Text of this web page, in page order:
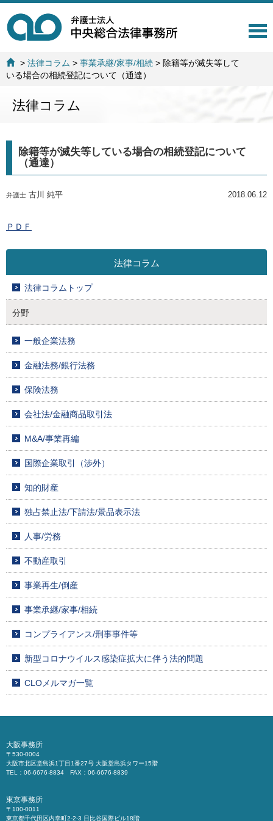
T
t
o
>法律コラム >事業承継/家事/相続 > 除籍等が滅失等して
いる場合の相続登記について（通達）
法律コラム
除籍等が滅失等している場合の相続登記について
（通達）
弁護士 古川 純平 2018.06.12
ＰＤＦ
法律コラム
法律コラムトップ
分野
一般企業法務
金融法務/銀行法務
保険法務
会社法/金融商品取引法
M&A/事業再編
国際企業取引（渉外）
知的財産
独占禁止法/下請法/景品表示法
人事/労務
不動産取引
事業再生/倒産
事業承継/家事/相続
コンプライアンス/刑事事件等
新型コロナウイルス感染症拡大に伴う法的問題
CLOメルマガ一覧
大阪事務所
〒530-0004
大阪市北区堂島浜1丁目1番27号 大阪堂島浜タワー15階
TEL：06-6676-8834 FAX：06-6676-8839
東京事務所
〒100-0011
東京都千代田区内幸町2-2-3 日比谷国際ビル18階